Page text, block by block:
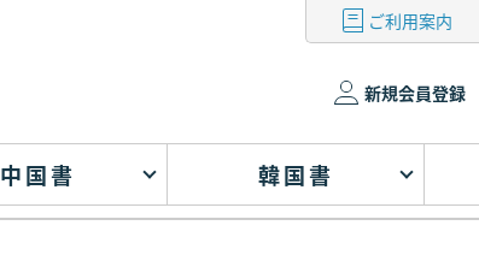
ご利用案内
新規会員登録
中国書 韓国書